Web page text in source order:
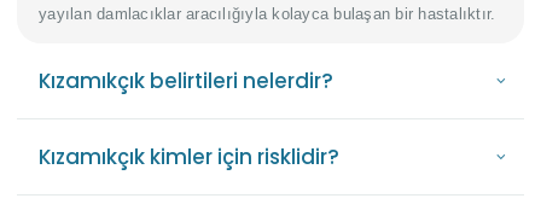
yayılan damlacıklar aracılığıyla kolayca bulaşan bir hastalıktır.
Kızamıkçık belirtileri nelerdir?
Kızamıkçık kimler için risklidir?